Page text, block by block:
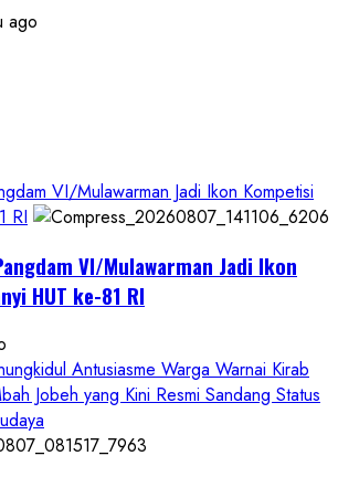
ago
VI/Mulawarman Jadi Ikon Kompetisi
RI
VI/Mulawarman Jadi Ikon
HUT ke-81 RI
Antusiasme Warga Warnai Kirab
Jobeh yang Kini Resmi Sandang Status